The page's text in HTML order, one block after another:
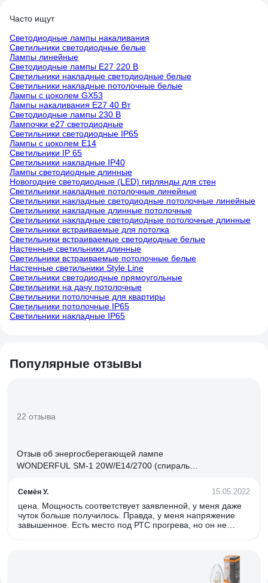
Часто ищут
Светодиодные лампы накаливания
Светильники светодиодные белые
Лампы линейные
Светодиодные лампы E27 220 В
Светильники накладные светодиодные белые
Светильники накладные потолочные белые
Лампы с цоколем GX53
Лампы накаливания E27 40 Вт
Светодиодные лампы 230 В
Лампочки е27 светодиодные
Светильники светодиодные IP65
Лампы с цоколем Е14
Светильники IP 65
Светильники накладные IP40
Лампы светодиодные длинные
Новогодние светодиодные (LED) гирлянды для стен
Светильники накладные потолочные линейные
Светильники накладные светодиодные потолочные линейные
Светильники накладные длинные потолочные
Светильники накладные светодиодные потолочные длинные
Светильники встраиваемые для потолка
Светильники встраиваемые светодиодные белые
Настенные светильники длинные
Светильники встраиваемые потолочные белые
Настенные светильники Style Line
Светильники светодиодные прямоугольные
Светильники на дачу потолочные
Светильники потолочные для квартиры
Светильники потолочные IP65
Светильники накладные IP65
Популярные отзывы
22 отзыва
Отзыв об энергосберегающей лампе
WONDERFUL SM-1 20W/E14/2700 (спираль)
Семён У. 15.05.2022
цена. Мощность соответствует заявленной, у меня даже
чуток больше получилось. Правда, у меня напряжение
завышенное. Есть место под РТС прогрева, но он не